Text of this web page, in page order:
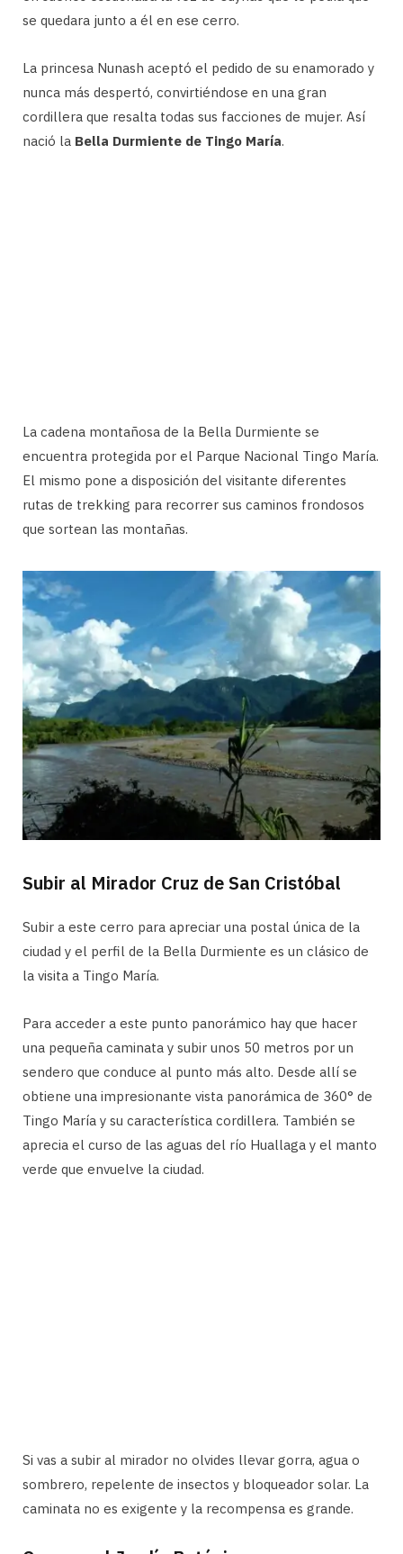
se quedara junto a él en ese cerro.
La princesa Nunash aceptó el pedido de su enamorado y
nunca más despertó, convirtiéndose en una gran
cordillera que resalta todas sus facciones de mujer. Así
nació la Bella Durmiente de Tingo María.
La cadena montañosa de la Bella Durmiente se
encuentra protegida por el Parque Nacional Tingo María.
El mismo pone a disposición del visitante diferentes
rutas de trekking para recorrer sus caminos frondosos
que sortean las montañas.
Subir al Mirador Cruz de San Cristóbal
Subir a este cerro para apreciar una postal única de la
ciudad y el perfil de la Bella Durmiente es un clásico de
la visita a Tingo María.
Para acceder a este punto panorámico hay que hacer
una pequeña caminata y subir unos 50 metros por un
sendero que conduce al punto más alto. Desde allí se
obtiene una impresionante vista panorámica de 360° de
Tingo María y su característica cordillera. También se
aprecia el curso de las aguas del río Huallaga y el manto
verde que envuelve la ciudad.
Si vas a subir al mirador no olvides llevar gorra, agua o
sombrero, repelente de insectos y bloqueador solar. La
caminata no es exigente y la recompensa es grande.